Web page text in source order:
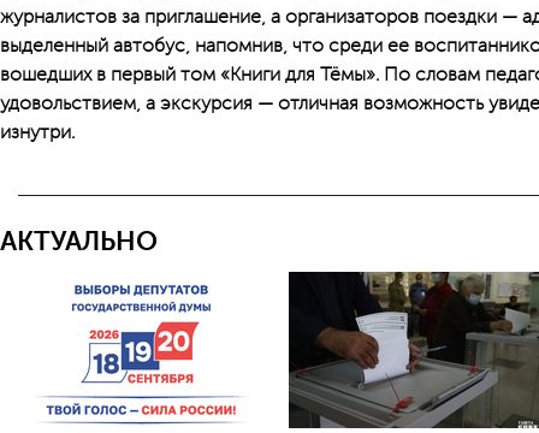
журналистов за приглашение, а организаторов поездки —
выделенный автобус, напомнив, что среди ее
вошедших в первый том «Книги для Тёмы». По словам
удовольствием, а экскурсия — отличная возможность
изнутри.
АКТУАЛЬНО